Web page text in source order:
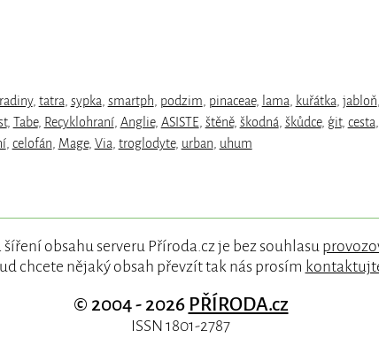
, tatra sypka smartph podzim pinaceae, lama kuřátka jabloň
, Tabe, Recyklohraní, Anglie, ASISTE štěně, škodná škůdce, ģit, cesta
, celofán Mage, Via troglodyte, urban uhum
obsahu serveru Příroda.cz je bez souhlasu
chcete nějaký obsah převzít tak nás prosím
© 2004 - 2026 PŘÍRODA.cz
ISSN 1801-2787